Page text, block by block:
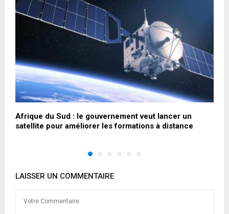
Afrique du Sud : le gouvernement veut lancer un
satellite pour améliorer les formations à distance
LAISSER UN COMMENTAIRE